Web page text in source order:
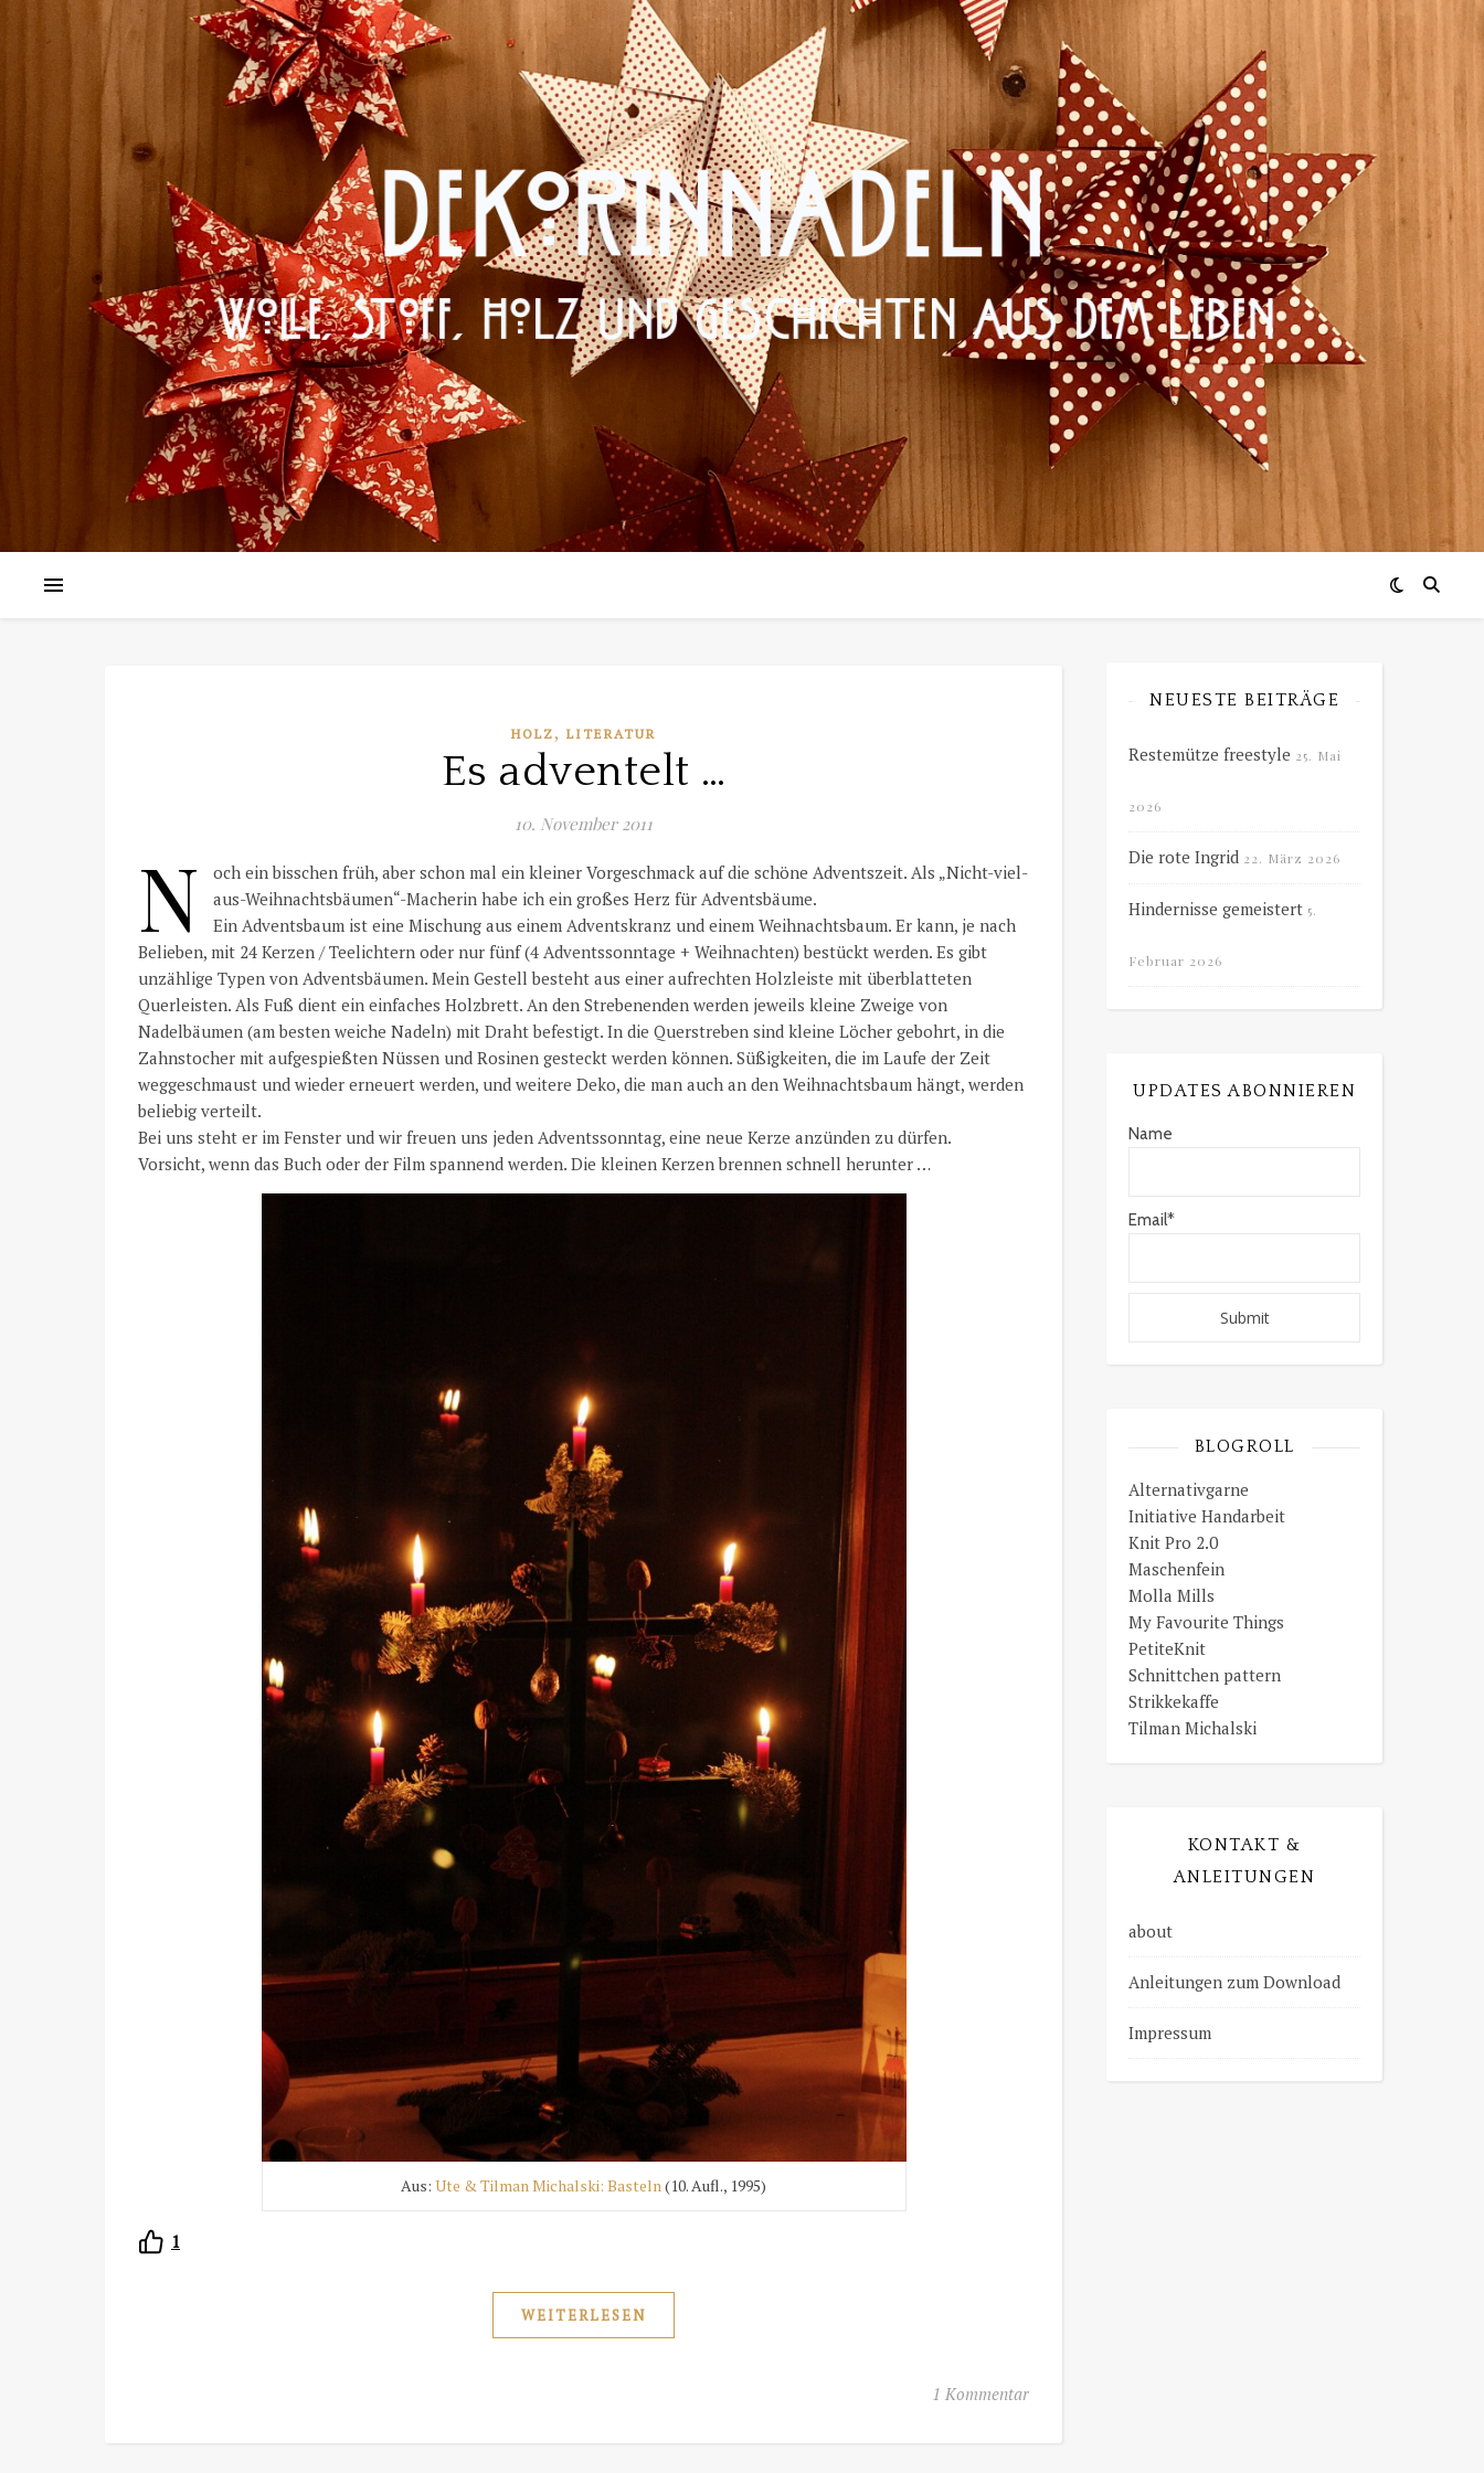
HOLZ , LITERATUR
Es adventelt …
10. November 2011
N
och ein bisschen früh, aber schon mal ein kleiner Vorgeschmack auf die schöne Adventszeit. Als „Nicht-viel-
aus-Weihnachtsbäumen“-Macherin habe ich ein großes Herz für Adventsbäume.
Ein Adventsbaum ist eine Mischung aus einem Adventskranz und einem Weihnachtsbaum. Er kann, je nach
Belieben, mit 24 Kerzen / Teelichtern oder nur fünf (4 Adventssonntage + Weihnachten) bestückt werden. Es gibt
unzählige Typen von Adventsbäumen. Mein Gestell besteht aus einer aufrechten Holzleiste mit überblatteten
Querleisten. Als Fuß dient ein einfaches Holzbrett. An den Strebenenden werden jeweils kleine Zweige von
Nadelbäumen (am besten weiche Nadeln) mit Draht befestigt. In die Querstreben sind kleine Löcher gebohrt, in die
Zahnstocher mit aufgespießten Nüssen und Rosinen gesteckt werden können. Süßigkeiten, die im Laufe der Zeit
weggeschmaust und wieder erneuert werden, und weitere Deko, die man auch an den Weihnachtsbaum hängt, werden
beliebig verteilt.
Bei uns steht er im Fenster und wir freuen uns jeden Adventssonntag, eine neue Kerze anzünden zu dürfen.
Vorsicht, wenn das Buch oder der Film spannend werden. Die kleinen Kerzen brennen schnell herunter …
Aus: Ute & Tilman Michalski: Basteln(10. Aufl., 1995)
1
WEITERLESEN
1 Kommentar
NEUESTE BEITRÄGE
Restemütze freestyle 25. Mai
2026
Die rote Ingrid 22. März 2026
Hindernisse gemeistert 5.
Februar 2026
UPDATES ABONNIEREN
Name
Email*
BLOGROLL
Alternativgarne
Initiative Handarbeit
Knit Pro 2.0
Maschenfein
Molla Mills
My Favourite Things
PetiteKnit
Schnittchen pattern
Strikkekaffe
Tilman Michalski
KONTAKT &
ANLEITUNGEN
about
Anleitungen zum Download
Impressum